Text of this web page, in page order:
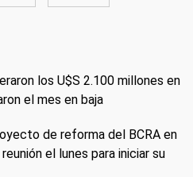
los U$S 2.100 millones en
el mes en baja
de reforma del BCRA en
el lunes para iniciar su